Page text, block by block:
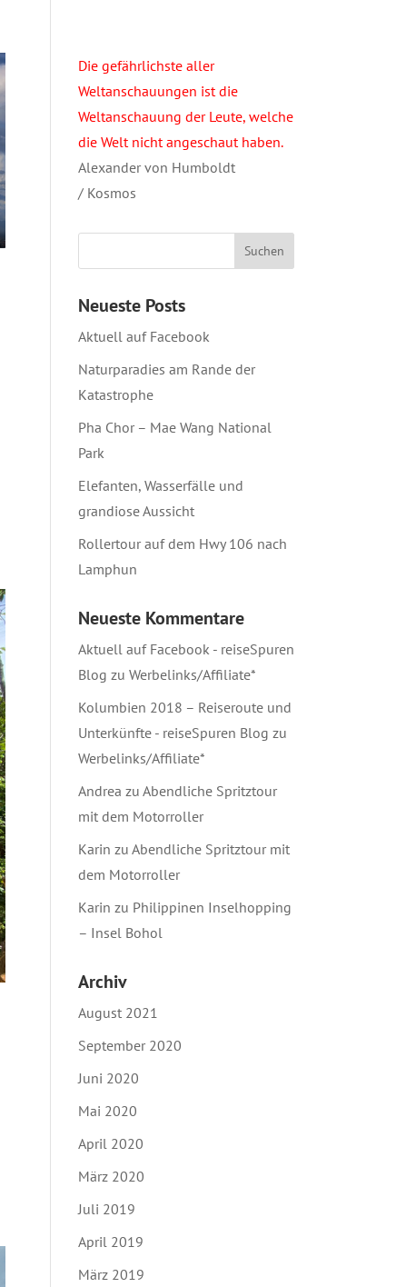
Die gefährlichste aller
Weltanschauungen ist die
Weltanschauung der Leute, welche
die Welt nicht angeschaut haben.
Alexander von Humboldt
/ Kosmos
Neueste Posts
Aktuell auf Facebook
Naturparadies am Rande der
Katastrophe
Pha Chor – Mae Wang National
Park
Elefanten, Wasserfälle und
grandiose Aussicht
Rollertour auf dem Hwy 106 nach
Lamphun
Neueste Kommentare
Aktuell auf Facebook - reiseSpuren
Blog zu Werbelinks/Affiliate*
Kolumbien 2018 – Reiseroute und
Unterkünfte - reiseSpuren Blog zu
Werbelinks/Affiliate*
Andrea zu Abendliche Spritztour
mit dem Motorroller
Karin zu Abendliche Spritztour mit
dem Motorroller
Karin zu Philippinen Inselhopping
– Insel Bohol
Archiv
August 2021
September 2020
Juni 2020
Mai 2020
April 2020
März 2020
Juli 2019
April 2019
März 2019